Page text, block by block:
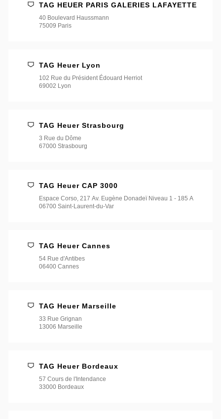
TAG HEUER PARIS GALERIES LAFAYETTE
40 Boulevard Haussmann
75009 Paris
TAG Heuer Lyon
102 Rue du Président Édouard Herriot
69002 Lyon
TAG Heuer Strasbourg
3 Rue du Dôme
67000 Strasbourg
TAG Heuer CAP 3000
Espace Corso, 217 Av. Eugène Donadeï Niveau 1 - 185 A
06700 Saint-Laurent-du-Var
TAG Heuer Cannes
54 Rue d'Antibes
06400 Cannes
TAG Heuer Marseille
33 Rue Grignan
13006 Marseille
TAG Heuer Bordeaux
57 Cours de l'Intendance
33000 Bordeaux